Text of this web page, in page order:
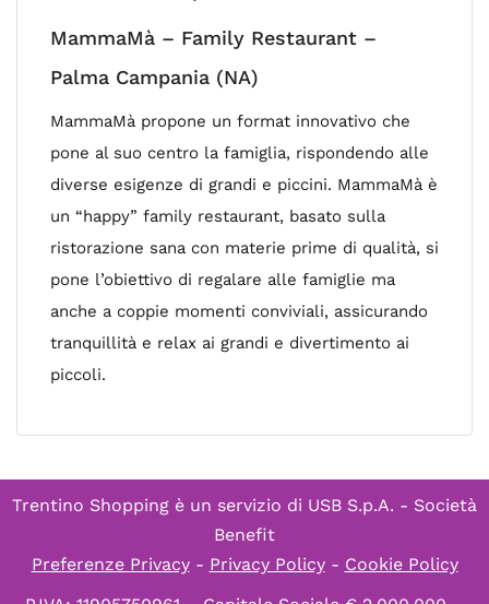
MammaMà – Family Restaurant –
Palma Campania (NA)
MammaMà propone un format innovativo che
pone al suo centro la famiglia, rispondendo alle
diverse esigenze di grandi e piccini. MammaMà è
un “happy” family restaurant, basato sulla
ristorazione sana con materie prime di qualità, si
pone l’obiettivo di regalare alle famiglie ma
anche a coppie momenti conviviali, assicurando
tranquillità e relax ai grandi e divertimento ai
piccoli.
Trentino Shopping è un servizio di USB S.p.A. - Società
Benefit
Preferenze Privacy- Privacy Policy- Cookie Policy